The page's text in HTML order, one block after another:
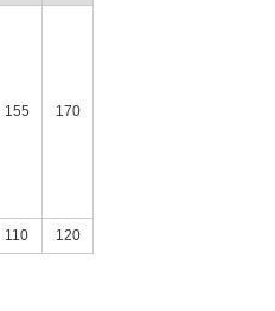
155 170
110 120